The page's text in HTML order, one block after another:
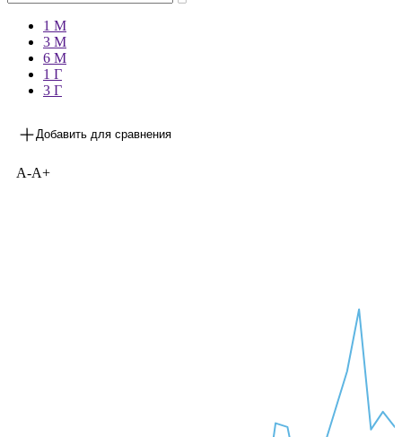
1 М
3 М
6 М
1 Г
3 Г
Добавить для сравнения